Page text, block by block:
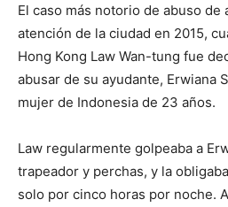
El caso más notorio de abuso de
atención de la ciudad en 2015,
Hong Kong Law Wan-tung fue
abusar de su ayudante, Erwiana
mujer de Indonesia de 23 años.
Law regularmente golpeaba a
trapeador y perchas, y la
solo por cinco horas por noche.